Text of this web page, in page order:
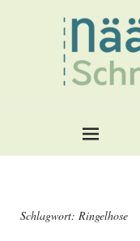
Schlagwort: Ringelhose